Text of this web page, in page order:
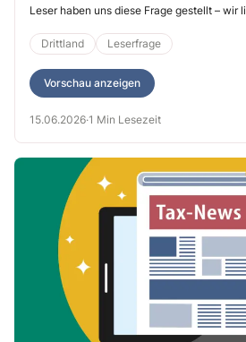
Leser haben uns diese Frage gestellt – wir
Drittland Leserfrage
Vorschau anzeigen
15.06.2026·1 Min Lesezeit